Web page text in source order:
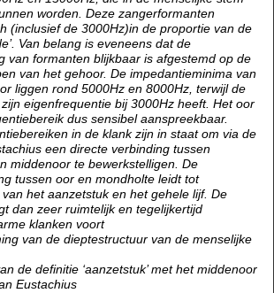
worden. Deze zangerformanten
(inclusief de 3000Hz)in de proportie van de
Van belang is eveneens dat de
van formanten blijkbaar is afgestemd op de
van het gehoor. De impedantieminima van
liggen rond 5000Hz en 8000Hz, terwijl de
eigenfrequentie bij 3000Hz heeft. Het oor
dus sensibel aanspreekbaar.
in de klank zijn in staat om via de
een directe verbinding tussen
middenoor te bewerkstelligen. De
tussen oor en mondholte leidt tot
het aanzetstuk en het gehele lijf. De
dan zeer ruimtelijk en tegelijkertijd
klanken voort
van de dieptestructuur van de menselijke
de definitie ‘aanzetstuk’ met het middenoor
Eustachius